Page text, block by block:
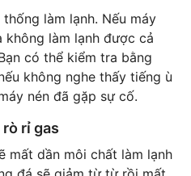
làm lạnh. Nếu máy
không làm lạnh được cả
có thể kiểm tra bằng
không nghe thấy tiếng ù
nén đã gặp sự cố.
rỉ gas
mất dần môi chất làm lạnh